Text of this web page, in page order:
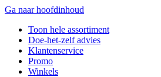
Ga naar hoofdinhoud
Toon hele assortiment
Doe-het-zelf advies
Klantenservice
Promo
Winkels